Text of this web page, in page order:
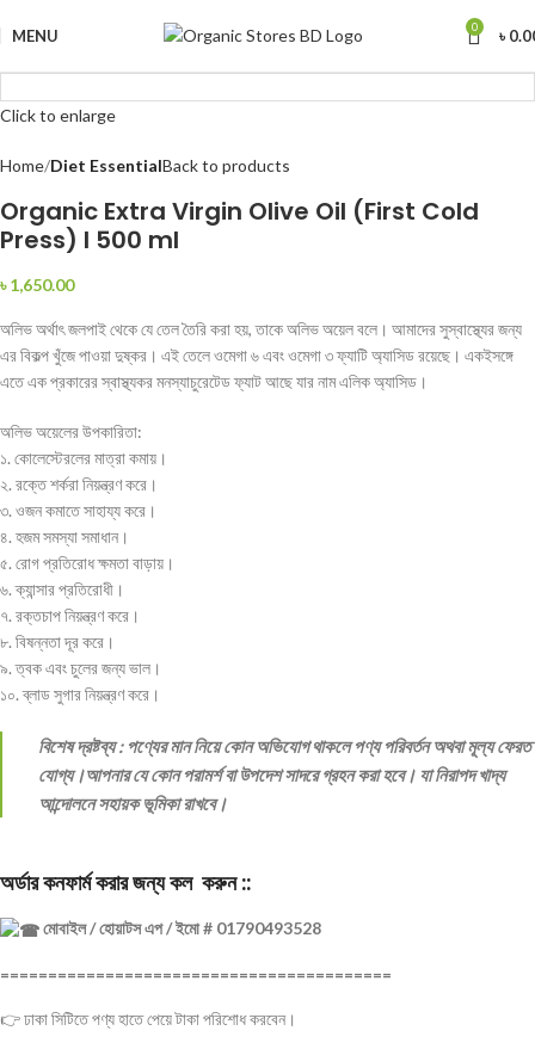
MENU 0 ৳
Click to enlarge
Home Diet EssentialBack to products
Organic Extra Virgin Olive Oil (First Cold
Press) I 500 ml
৳1,650.00
অলিভ অর্থাৎ জলপাই থেকে যে তেল‌ তৈরি করা হয়, তাকে অলিভ অয়েল বলে। আমাদের সুস্বাস্থ্যের জন্য
এর বিকল্প খুঁজে পাওয়া দুষ্কর। এই তেলে ওমেগা ৬ এবং ওমেগা ৩ ফ্যাটি অ্যাসিড রয়েছে। একইসঙ্গে
এতে এক প্রকারের স্বাস্থ্যকর মনস্যাচুরেটেড ফ্যাট আছে যার নাম এলিক অ্যাসিড।
অলিভ অয়েলের উপকারিতা:
১. কোলেস্টেরলের মাত্রা কমায়।
২. রক্তে শর্করা নিয়ন্ত্রণ করে।
৩. ওজন কমাতে সাহায্য করে।
৪. হজম সমস্যা সমাধান।
৫. রোগ প্রতিরোধ ক্ষমতা বাড়ায়।
৬. ক্যান্সার প্রতিরোধী।
৭. রক্তচাপ নিয়ন্ত্রণ করে।
৮. বিষন্নতা দূর করে।
৯. ত্বক এবং চুলের জন্য ভাল।
১০. ব্লাড সুগার নিয়ন্ত্রণ করে।
বিশেষ দ্রষ্টব্য : পণ্যের মান নিয়ে কোন অভিযোগ থাকলে পণ্য পরিবর্তন অথবা মূল্য ফেরত
যোগ্য।আপনার যে কোন পরামর্শ বা উপদেশ সাদরে গ্রহন করা হবে। যা নিরাপদ খাদ্য
আন্দোলনে সহায়ক ভূমিকা রাখবে।
অর্ডার কনফার্ম করার জন্য কল করুন ::
মোবাইল / হোয়াটস এপ / ইমো # 01790493528
=========================================
👉 ঢাকা সিটিতে পণ্য হাতে পেয়ে টাকা পরিশোধ করবেন।